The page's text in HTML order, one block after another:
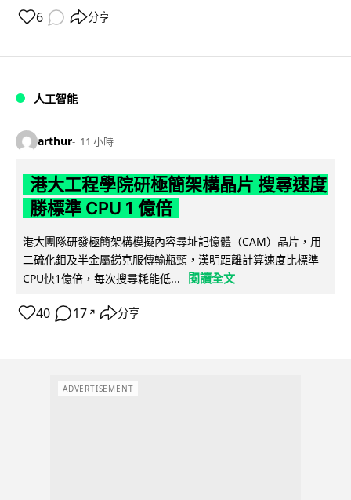
6 分享
人工智能
arthur 11 小時
港大工程學院研極簡架構晶片 搜尋速度
勝標準 CPU 1 億倍
港大團隊研發極簡架構模擬內容尋址記憶體（CAM）晶片，用
二硫化鉬及半金屬銻克服傳輸瓶頸，漢明距離計算速度比標準
CPU快1億倍，每次搜尋耗能低...
閱讀全文
40 17 ↗ 分享
ADVERTISEMENT